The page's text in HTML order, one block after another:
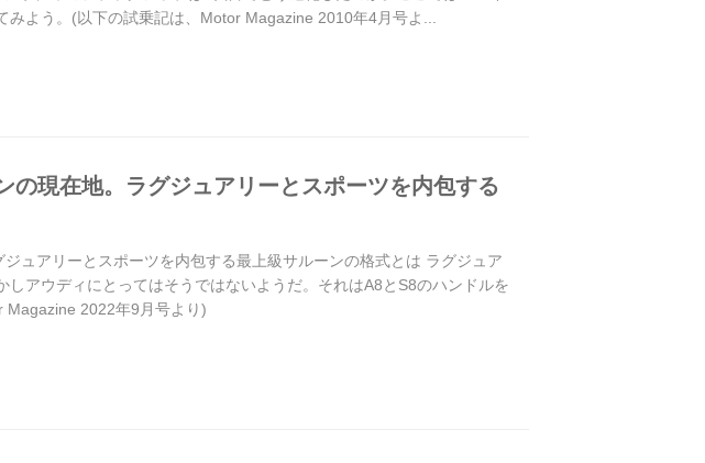
みよう。(以下の試乗記は、Motor Magazine 2010年4月号よ...
の現在地。ラグジュアリーとスポーツを内包する
ュアリーとスポーツを内包する最上級サルーンの格式とは ラグジュア
アウディにとってはそうではないようだ。それはA8とS8のハンドルを
Magazine 2022年9月号より)